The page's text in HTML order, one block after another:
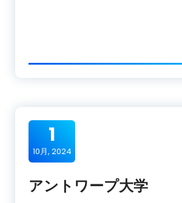
1
10月, 2024
アントワープ大学